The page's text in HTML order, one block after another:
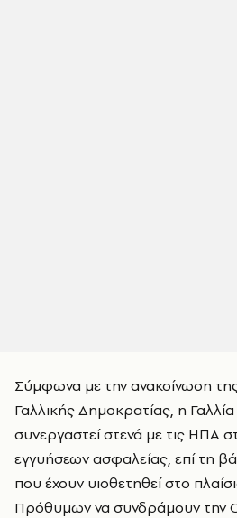
Σύμφωνα με την ανακοίνωση
Γαλλικής Δημοκρατίας, η Γαλλία
συνεργαστεί στενά με τις ΗΠΑ
εγγυήσεων ασφαλείας, επί τη
που έχουν υιοθετηθεί στο
Πρόθυμων να συνδράμουν την